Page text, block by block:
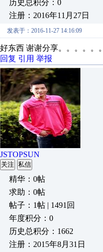
历史总积分：0
注册：2016年11月27日
发表于：2016-11-27 14:16:09
好东西 谢谢分享。。。。。。
回复 引用 举报
JSTOPSUN
关注 私信
精华：0帖
求助：0帖
帖子：1帖 | 1491回
年度积分：0
历史总积分：1662
注册：2015年8月31日